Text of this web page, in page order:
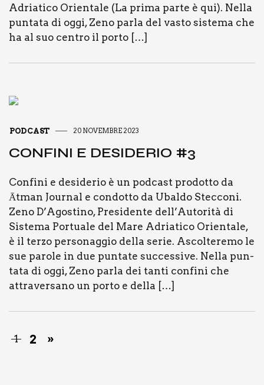
Adria­ti­co Orien­ta­le (La pri­ma par­te è qui). Nel­la
pun­ta­ta di oggi, Zeno par­la del vasto siste­ma che
ha al suo cen­tro il por­to […]
PODCAST 20 NOVEMBRE 2023
CON­FI­NI E DESI­DE­RIO #3
Con­fi­ni e desi­de­rio è un pod­ca­st pro­dot­to da
Ātman Jour­nal e con­dot­to da Ubal­do Stec­co­ni.
Zeno D’Agostino, Pre­si­den­te dell’Autorità di
Siste­ma Por­tua­le del Mare Adria­ti­co Orien­ta­le,
è il ter­zo per­so­nag­gio del­la serie. Ascol­te­re­mo le
sue paro­le in due pun­ta­te suc­ces­si­ve. Nel­la pun­
ta­ta di oggi, Zeno par­la dei tan­ti con­fi­ni che
attra­ver­sa­no un por­to e del­la […]
1 2 »